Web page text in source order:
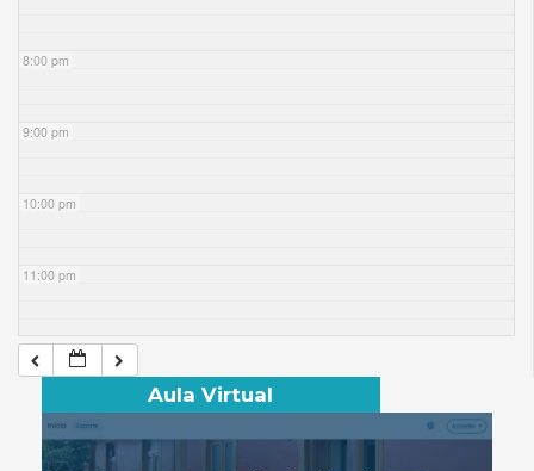
8:00 pm
9:00 pm
10:00 pm
11:00 pm
Aula Virtual